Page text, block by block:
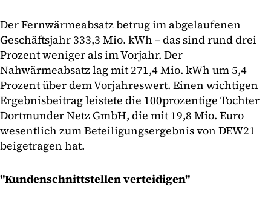
Der Fernwärmeabsatz betrug im abgelaufenen
Geschäftsjahr 333,3 Mio. kWh – das sind rund drei
Prozent weniger als im Vorjahr. Der
Nahwärmeabsatz lag mit 271,4 Mio. kWh um 5,4
Prozent über dem Vorjahreswert. Einen wichtigen
Ergebnisbeitrag leistete die 100prozentige Tochter
Dortmunder Netz GmbH, die mit 19,8 Mio. Euro
wesentlich zum Beteiligungsergebnis von DEW21
beigetragen hat.
"Kundenschnittstellen verteidigen"